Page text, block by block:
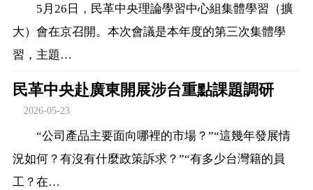
5月26日，民革中央理論學習中心組集體學習（擴
大）會在京召開。本次會議是本年度的第三次集體學
習，主題…
民革中央赴廣東開展涉台重點課題調研
2026-05-23
“公司產品主要面向哪裡的市場？”“這幾年發展情
況如何？有沒有什麼政策訴求？”“有多少台灣籍的員
工？在…